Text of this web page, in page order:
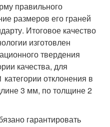
правильного
размеров его граней
Итоговое качество
изготовлен
твердения
качества, для
отклонения в
3 мм, по толщине 2
гарантировать